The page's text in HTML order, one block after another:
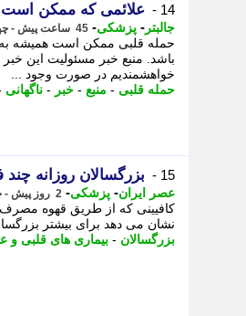
14 - علائمی که ممکن است
جالبتر - پزشکی- 45 ساعت پیش - چهارشنبه 14 مرداد 1405، 16:27
حمله قلبی ممکن است همیشه به
باشد. منبع خبر مسئولیت این خبر
خواهشمندیم در صورت وجود ...
حمله قلبی - منبع - خبر - ناگهانی
15 - بزرگسالان روزانه
عصر ایران- پزشکی- 2 روز پیش - چهارشنبه 14 مرداد 1405، 09:35
کافیینی که از طریق قهوه
نشان می دهد برای بیشتر
بزرگسالان - بیماری های قلبی و